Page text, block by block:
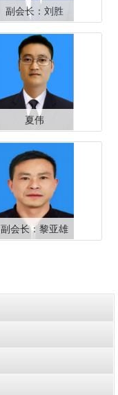
副会长：刘胜
夏伟
副会长：黎亚雄